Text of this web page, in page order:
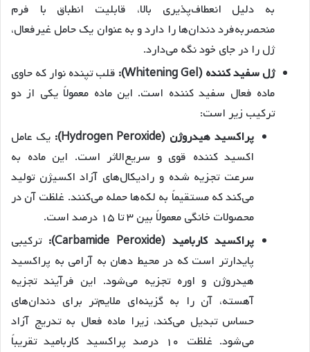
به دلیل انعطاف‌پذیری بالا، قابلیت انطباق با فرم
منحصربه‌فرد دندان‌ها را دارد و به عنوان یک حامل غیرفعال،
ژل را در جای خود نگه می‌دارد.
ژل سفید کننده (Whitening Gel):
قلب تپنده نوار که حاوی
ماده فعال سفید کننده است. این ماده معمولاً یکی از دو
ترکیب زیر است:
پراکسید هیدروژن (Hydrogen Peroxide):
یک عامل
اکسید کننده قوی و سریع‌الاثر است. این ماده به
سرعت تجزیه شده و رادیکال‌های آزاد اکسیژن تولید
می‌کند که مستقیماً به لکه‌ها حمله می‌کنند. غلظت آن در
محصولات خانگی معمولاً بین ۳ تا ۱۵ درصد است.
پراکسید کاربامید (Carbamide Peroxide):
ترکیبی
پایدارتر است که در محیط دهان به آرامی به پراکسید
هیدروژن و اوره تجزیه می‌شود. این فرآیند تجزیه
آهسته، آن را به گزینه‌ای ملایم‌تر برای دندان‌های
حساس تبدیل می‌کند، زیرا ماده فعال به تدریج آزاد
می‌شود. غلظت ۱۰ درصد پراکسید کاربامید تقریباً